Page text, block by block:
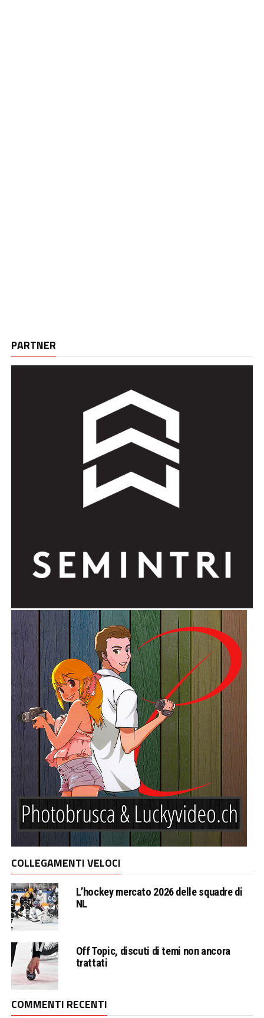
PARTNER
COLLEGAMENTI VELOCI
L’hockey mercato 2026 delle squadre di
NL
Off Topic, discuti di temi non ancora
trattati
COMMENTI RECENTI